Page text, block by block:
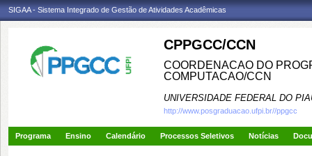
SIGAA - Sistema Integrado de Gestão de Atividades Acadêmicas
CPPGCC/CCN
COORDENACAO DO
COMPUTACAO/CCN
UNIVERSIDADE FEDERAL DO
http://www.posgraduacao.ufpi.br//ppgcc
Programa Ensino Calendário Processos Seletivos Notícias